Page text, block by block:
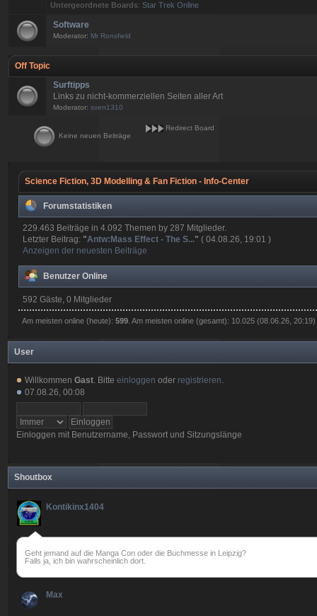
User
WillkommenGast. Bitteeinloggen oder registrieren.
07.08.26, 00:08
Einloggen mit Benutzername, Passwort und Sitzungslänge
Shoutbox
Kontikinx1404
Geht jemand auf die Manga Con oder die Buchmesse in Leipzig?
Falls ja, ich bin wahrscheinlich dort.
Max
Untergeordnete Boards:Star Trek Online
Software
Moderator: Mr Ronsfield
Off Topic
Surftipps
Links zu nicht-kommerziellen Seiten aller Art
Moderator: sven1310
Keine neuen Beiträge
Redirect Board
Science Fiction, 3D Modelling & Fan Fiction - Info-Center
Forumstatistiken
229.463 Beiträge in 4.092 Themen by 287 Mitglieder.
Letzter Beitrag: "Antw:Mass Effect - The S..." ( 04.08.26, 19:01 )
Anzeigen der neuesten Beiträge
Benutzer Online
592 Gäste, 0 Mitglieder
Am meisten online (heute):599 . Am meisten online (gesamt): 10.025 (08.06.26, 20:19)